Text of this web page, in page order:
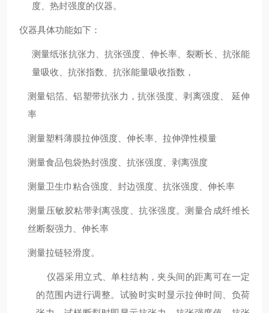
度、热封强度的仪器。
仪器具体功能如下：
测量纸张抗张力、抗张强度、伸长率、裂断长、抗张能
量吸收、抗张指数、抗张能量吸收指数，
测量铝箔、铝塑带抗张力，抗张强度、剥离强度、 延伸
率
测量塑料薄膜拉伸强度、伸长率、拉伸弹性模量
测量食品包袋热封强度、抗张强度、剥离强度
测量卫生巾粘合强度、封边强度、抗张强度、伸长率
测量压敏胶粘带剥离强度、抗张强度。测量合成纤维长
丝断裂强力、伸长率
测量拉链轻滑度。
仪器采用立式、单柱结构，夹头间的距离可在一定
的范围内进行调整。试验时实时显示拉伸时间、负荷